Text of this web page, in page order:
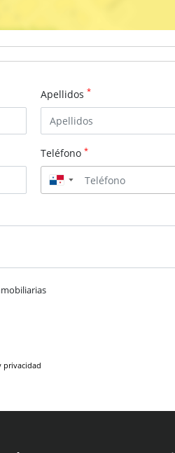
Apellidos *
Teléfono *
▼
privacidad